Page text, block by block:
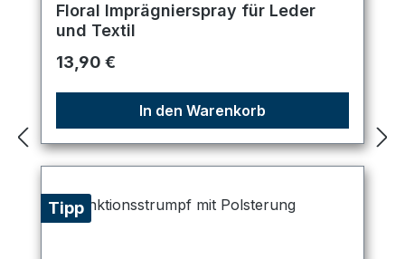
Floral Imprägnierspray für Leder
und Textil
Regulärer Preis:
13,90 €
In den Warenkorb
Tipp